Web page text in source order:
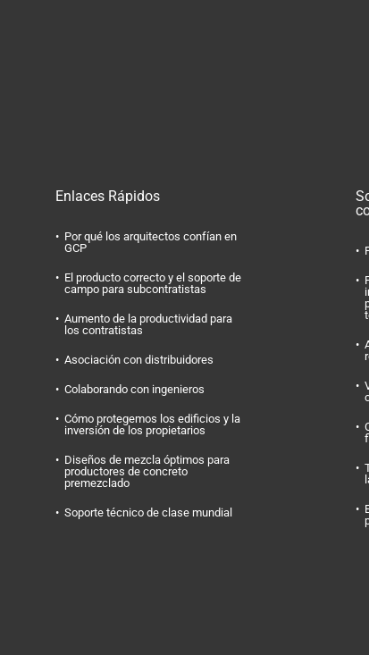
Enlaces Rápidos
Por qué los arquitectos confían en
GCP
El producto correcto y el soporte de
campo para subcontratistas
Aumento de la productividad para
los contratistas
Asociación con distribuidores
Colaborando con ingenieros
Cómo protegemos los edificios y la
inversión de los propietarios
Diseños de mezcla óptimos para
productores de concreto
premezclado
Soporte técnico de clase mundial